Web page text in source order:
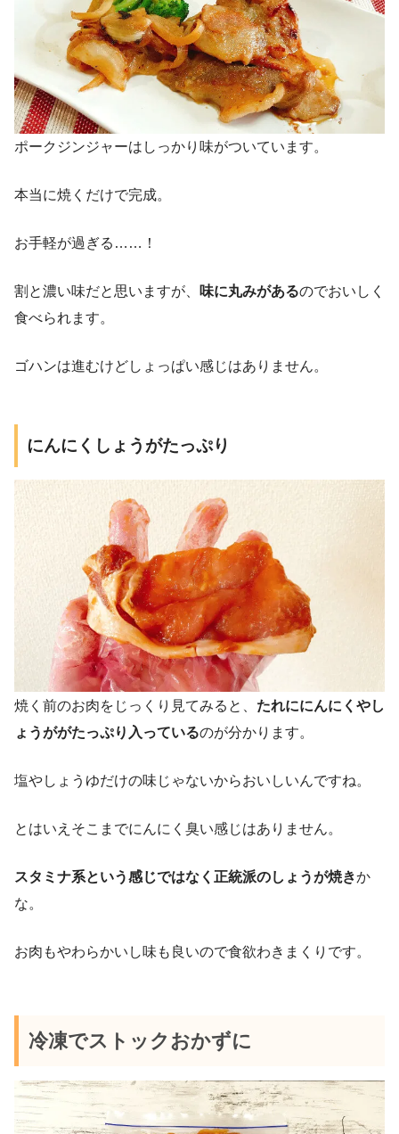
ポークジンジャーはしっかり味がついています。
本当に焼くだけで完成。
お手軽が過ぎる……！
割と濃い味だと思いますが、 味に丸みがあるのでおいしく
食べられます。
ゴハンは進むけどしょっぱい感じはありません。
にんにくしょうがたっぷり
焼く前のお肉をじっくり見てみると、 たれににんにくやし
ょうががたっぷり入っているのが分かります。
塩やしょうゆだけの味じゃないからおいしいんですね。
とはいえそこまでにんにく臭い感じはありません。
スタミナ系という感じではなく正統派のしょうが焼きか
な。
お肉もやわらかいし味も良いので食欲わきまくりです。
冷凍でストックおかずに